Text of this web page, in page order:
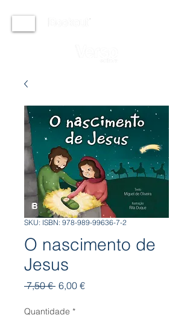
SKU: ISBN: 978-989-99636-7-2
O nascimento de
Jesus
7,50 € Preço
6,00 €Preço
Quantidade *